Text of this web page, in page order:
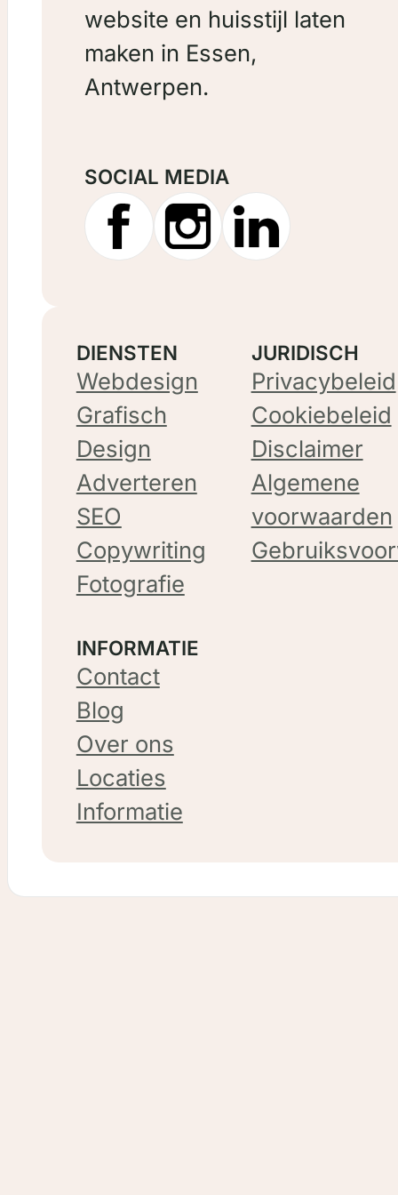
website en huisstijl laten
maken in Essen,
Antwerpen.
SOCIAL MEDIA
DIENSTEN
Webdesign
Grafisch
Design
Adverteren
SEO
Copywriting
Fotografie
JURIDISCH
Privacybeleid
Cookiebeleid
Disclaimer
Algemene
voorwaarden
INFORMATIE
Contact
Blog
Over ons
Locaties
Informatie